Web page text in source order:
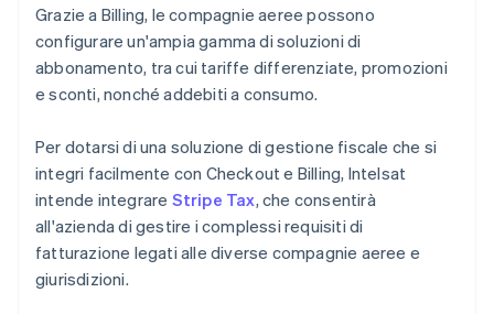
Grazie a Billing, le compagnie aeree possono
configurare un'ampia gamma di soluzioni di
abbonamento, tra cui tariffe differenziate, promozioni
e sconti, nonché addebiti a consumo.
Per dotarsi di una soluzione di gestione fiscale che si
integri facilmente con Checkout e Billing, Intelsat
intende integrare Stripe Tax, che consentirà
all'azienda di gestire i complessi requisiti di
fatturazione legati alle diverse compagnie aeree e
giurisdizioni.